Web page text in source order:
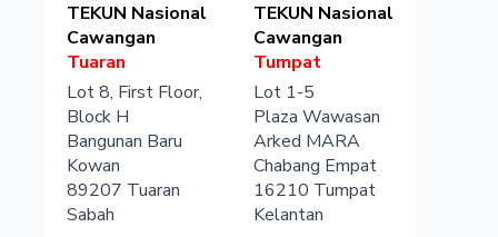
TEKUN Nasional
Cawangan
Tuaran
Lot 8, First Floor,
Block H
Bangunan Baru
Kowan
89207 Tuaran
Sabah
TEKUN Nasional
Cawangan
Tumpat
Lot 1-5
Plaza Wawasan
Arked MARA
Chabang Empat
16210 Tumpat
Kelantan